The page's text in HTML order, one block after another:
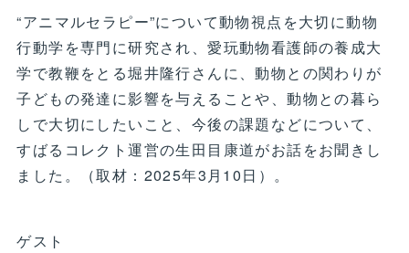
“アニマルセラピー”について動物視点を大切に動物
行動学を専門に研究され、愛玩動物看護師の養成大
学で教鞭をとる堀井隆行さんに、動物との関わりが
子どもの発達に影響を与えることや、動物との暮ら
しで大切にしたいこと、今後の課題などについて、
すばるコレクト運営の生田目康道がお話をお聞きし
ました。（取材：2025年3月10日）。
ゲスト